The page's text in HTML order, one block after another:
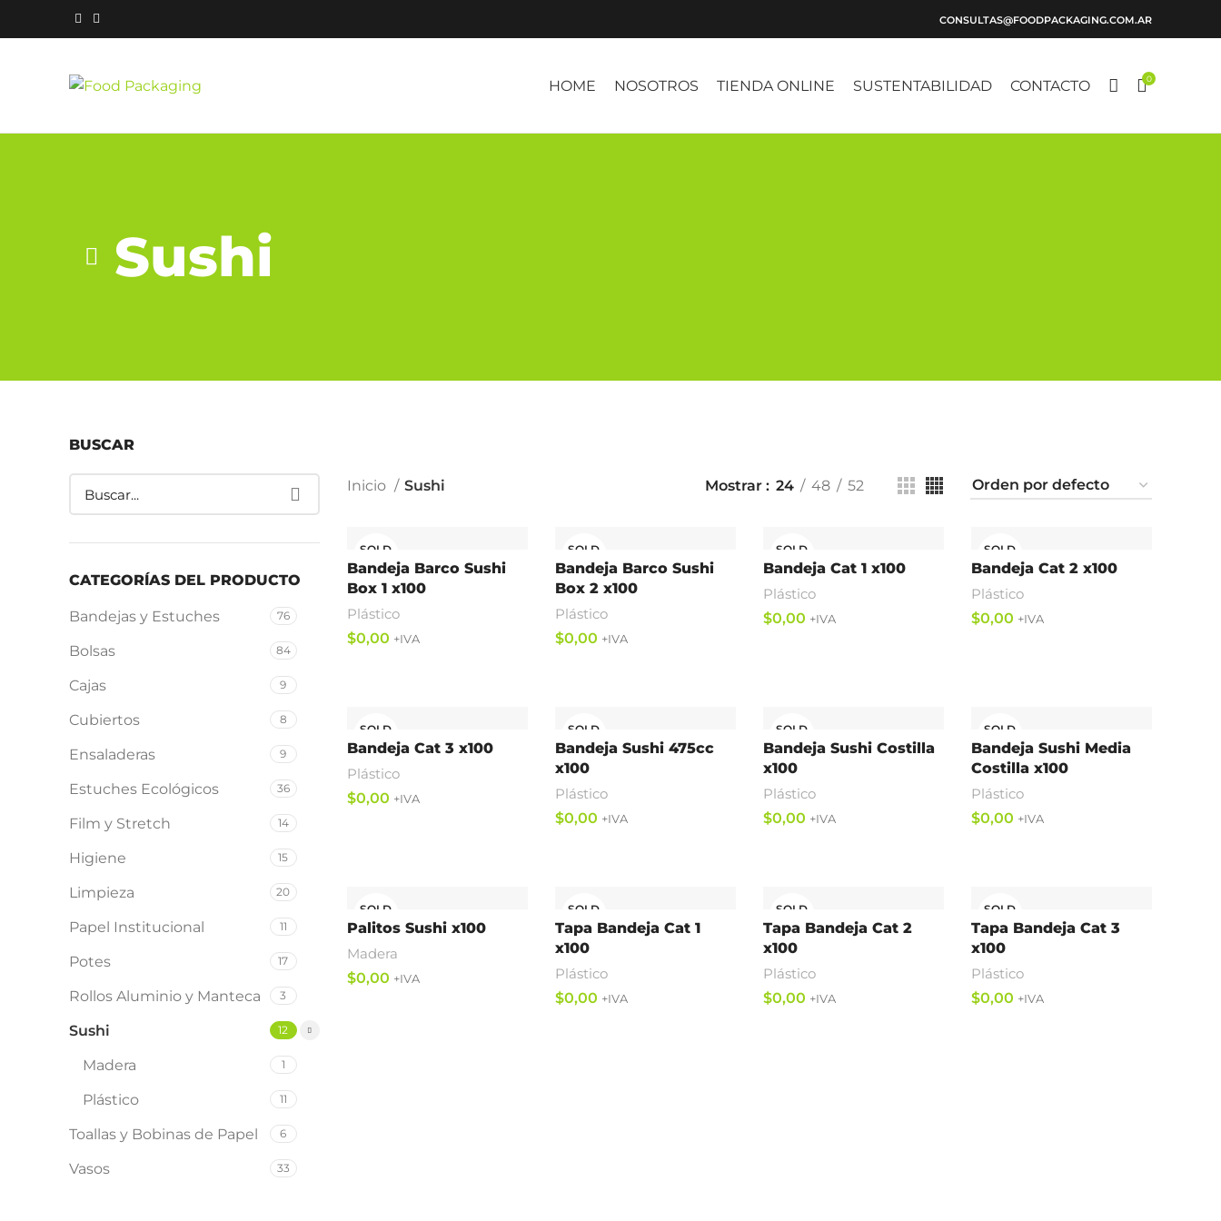
CONSULTAS@FOODPACKAGING.COM.AR
HOME NOSOTROS TIENDA ONLINE SUSTENTABILIDAD CONTACTO 0
Sushi
BUSCAR
CATEGORÍAS DEL PRODUCTO
Bandejas y Estuches 76
Bolsas 84
Cajas 9
Cubiertos 8
Ensaladeras 9
Estuches Ecológicos 36
Film y Stretch 14
Higiene 15
Limpieza 20
Papel Institucional 11
Potes 17
Rollos Aluminio y Manteca 3
Sushi 12
Madera 1
Plástico 11
Toallas y Bobinas de Papel 6
Vasos 33
Inicio Sushi Mostrar 24 48 52
SOLD
OUT
Bandeja Barco Sushi
Box 1 x100
Plástico
$
SOLD
OUT
Bandeja Barco Sushi
Box 2 x100
Plástico
$
SOLD
OUT
Bandeja Cat 1 x100
Plástico
$
SOLD
OUT
Bandeja Cat 2 x100
Plástico
$
SOLD
OUT
Bandeja Cat 3 x100
Plástico
$
SOLD
OUT
Bandeja Sushi 475cc
x100
Plástico
$
SOLD
OUT
Bandeja Sushi Costilla
x100
Plástico
$
SOLD
OUT
Bandeja Sushi Media
Costilla x100
Plástico
$
SOLD
OUT
Palitos Sushi x100
Madera
$
SOLD
OUT
Tapa Bandeja Cat 1
x100
Plástico
$
SOLD
OUT
Tapa Bandeja Cat 2
x100
Plástico
$
SOLD
OUT
Tapa Bandeja Cat 3
x100
Plástico
$